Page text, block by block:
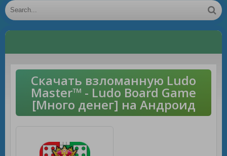
Скачать взломанную Ludo
Master™ - Ludo Board Game
[Много денег] на Андроид